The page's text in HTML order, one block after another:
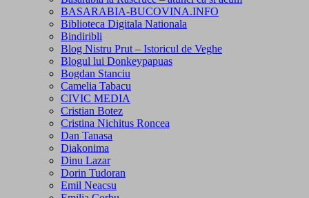
BASARABIA-BUCOVINA.INFO
Biblioteca Digitala Nationala
Bindiribli
Blog Nistru Prut – Istoricul de Veghe
Blogul lui Donkeypapuas
Bogdan Stanciu
Camelia Tabacu
CIVIC MEDIA
Cristian Botez
Cristina Nichitus Roncea
Dan Tanasa
Diakonima
Dinu Lazar
Dorin Tudoran
Emil Neacsu